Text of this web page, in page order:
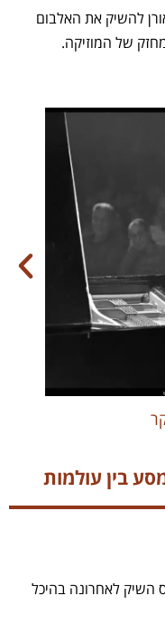
להשיק את האלבום
של המוזיקה.
בין עולמות
השיק לאחרונה בהיכל